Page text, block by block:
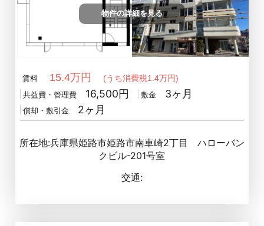
物件の詳細を見る
賃料 15.4万円 (うち消費税1.4万円)
共益費・管理費 16,500円 敷金 3ヶ月
償却・敷引金 2ヶ月
所在地:兵庫県姫路市姫路市南車崎2丁目 ハローバン
クビル-201号室
交通: